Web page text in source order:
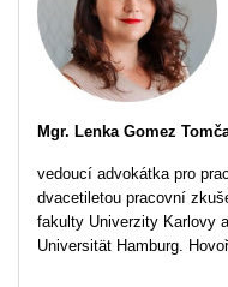
Mgr. Lenka Gomez
vedoucí advokátka pro
dvacetiletou pracovní
fakulty Univerzity Karlovy
Universität Hamburg.